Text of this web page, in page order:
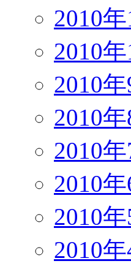
2010年
2010年
2010年
2010年
2010年
2010年
2010年
2010年